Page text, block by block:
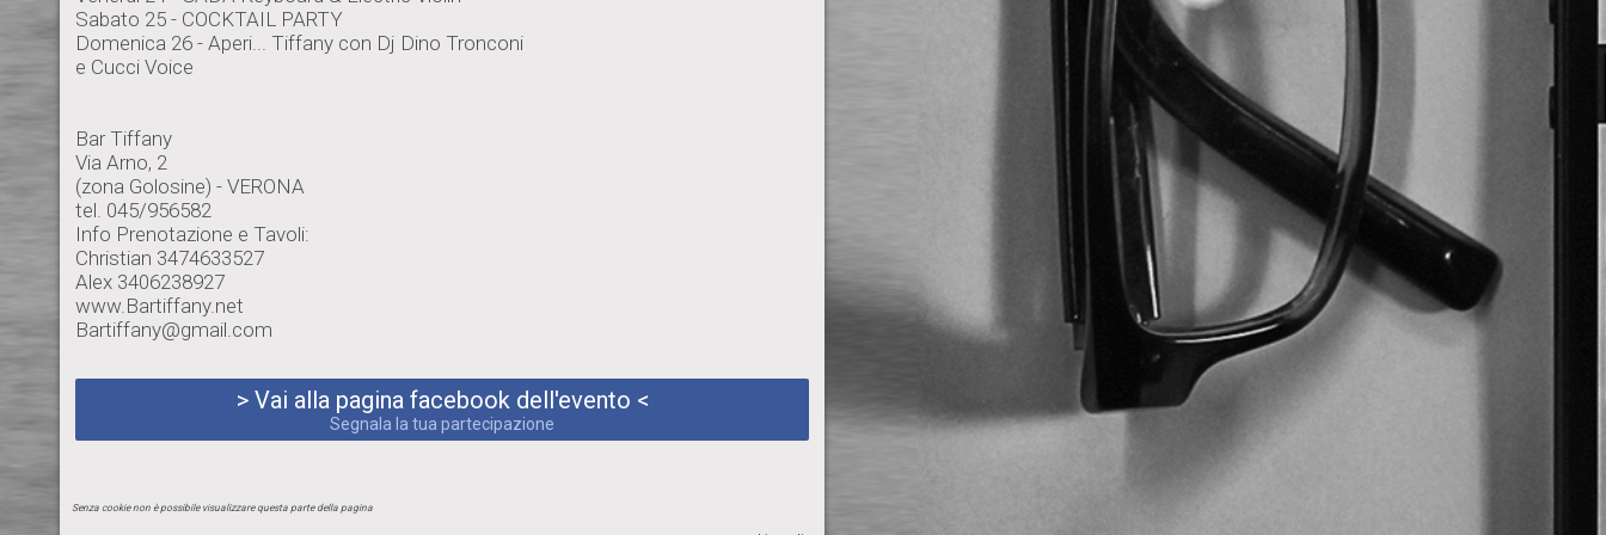
Sabato 25 - COCKTAIL PARTY
Domenica 26 - Aperi... Tiffany con Dj Dino Tronconi
e Cucci Voice
Bar Tiffany
Via Arno, 2
(zona Golosine) - VERONA
tel. 045/956582
Info Prenotazione e Tavoli:
Christian 3474633527
Alex 3406238927
www.Bartiffany.net
Bartiffany@gmail.com
> Vai alla pagina facebook dell'evento <
Segnala la tua partecipazione
Senza cookie non è possibile visualizzare questa parte della pagina